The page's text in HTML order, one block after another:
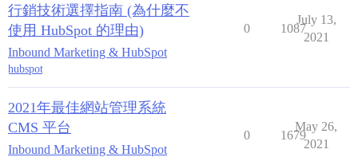
行銷技術選擇指南 (為什麼不
使用 HubSpot 的理由)
Inbound Marketing & HubSpot
hubspot
0 1087
July 13,
2021
2021年最佳網站管理系統
CMS 平台
Inbound Marketing & HubSpot
0 1679
May 26,
2021